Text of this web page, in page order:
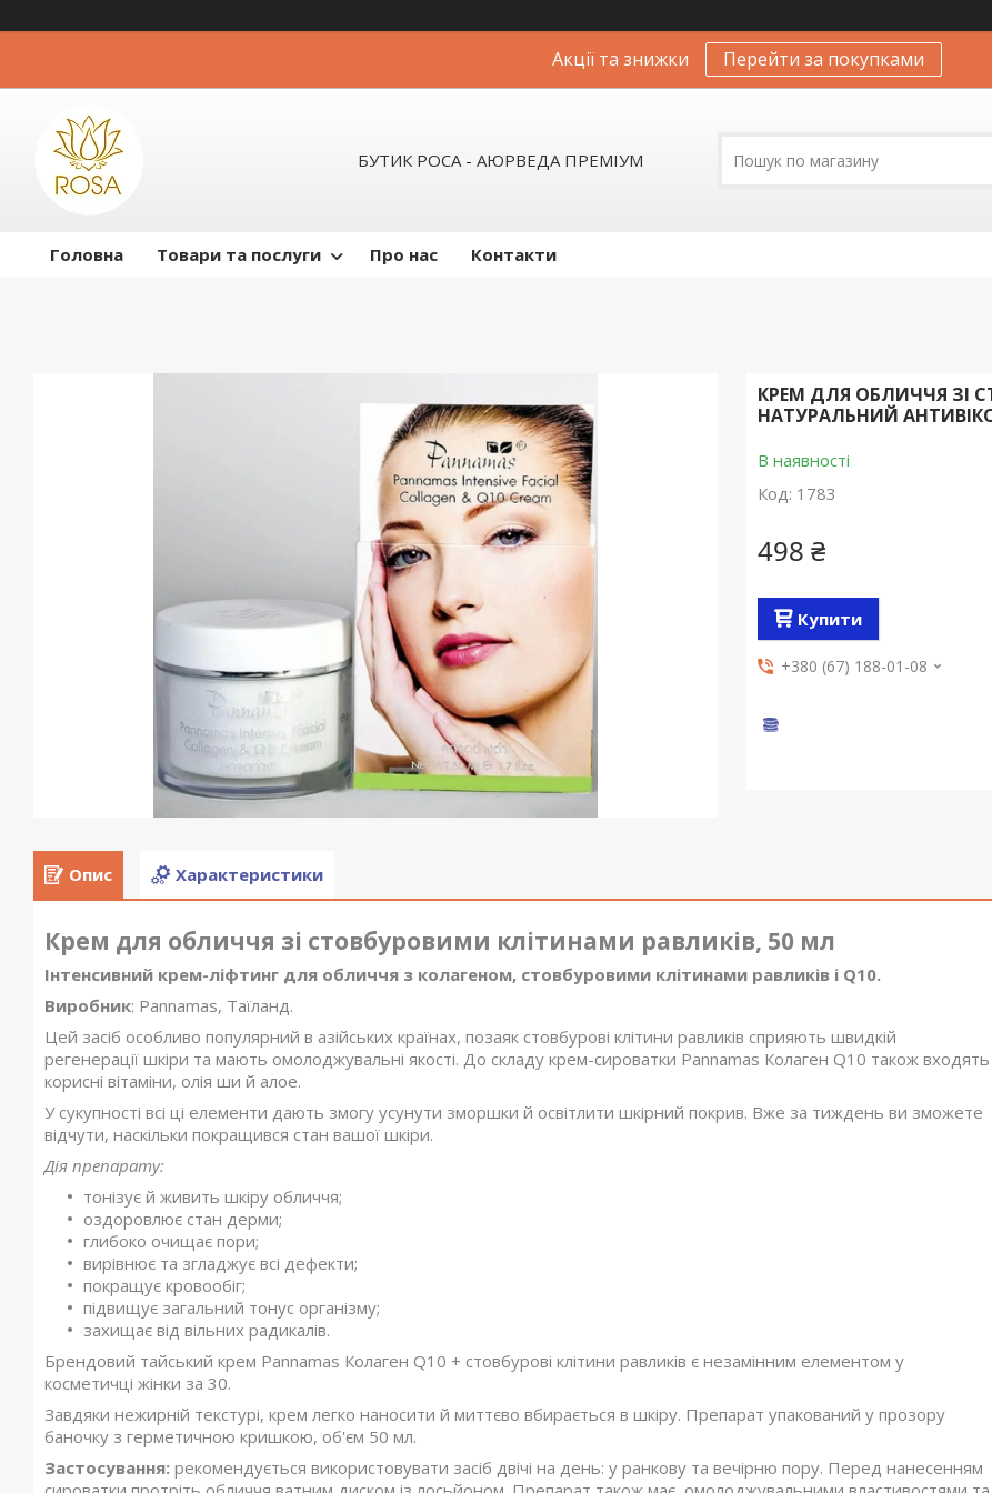
Акції та знижки Перейти за покупками
БУТИК РОСА - АЮРВЕДА ПРЕМІУМ
Головна Товари та послуги Про нас Контакти
КРЕМ ДЛЯ ОБЛИЧЧЯ ЗІ
НАТУРАЛЬНИЙ
В наявності
Код: 1783
498 ₴
Купити
+380 (67) 188-01-08
Опис Характеристики
Крем для обличчя зі стовбуровими клітинами равликів, 50 мл
Інтенсивний крем-ліфтинг для обличчя з колагеном, стовбуровими клітинами равликів і Q10.
Виробник: Pannamas, Таїланд.
Цей засіб особливо популярний в азійських країнах, позаяк стовбурові клітини равликів сприяють швидкій
регенерації шкіри та мають омолоджувальні якості. До складу крем-сироватки Pannamas Колаген Q10 також входять
корисні вітаміни, олія ши й алое.
У сукупності всі ці елементи дають змогу усунути зморшки й освітлити шкірний покрив. Вже за тиждень ви зможете
відчути, наскільки покращився стан вашої шкіри.
Дія препарату:
тонізує й живить шкіру обличчя;
оздоровлює стан дерми;
глибоко очищає пори;
вирівнює та згладжує всі дефекти;
покращує кровообіг;
підвищує загальний тонус організму;
захищає від вільних радикалів.
Брендовий тайський крем Pannamas Колаген Q10 + стовбурові клітини равликів є незамінним елементом у
косметичці жінки за 30.
Завдяки нежирній текстурі, крем легко наносити й миттєво вбирається в шкіру. Препарат упакований у прозору
баночку з герметичною кришкою, об'єм 50 мл.
Застосування: рекомендується використовувати засіб двічі на день: у ранкову та вечірню пору. Перед нанесенням